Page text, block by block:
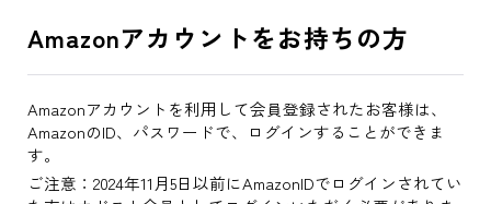
Amazonアカウントをお持ちの方
Amazonアカウントを利用して会員登録されたお客様は、
AmazonのID、パスワードで、ログインすることができま
す。
ご注意：2024年11月5日以前にAmazonIDでログインされてい